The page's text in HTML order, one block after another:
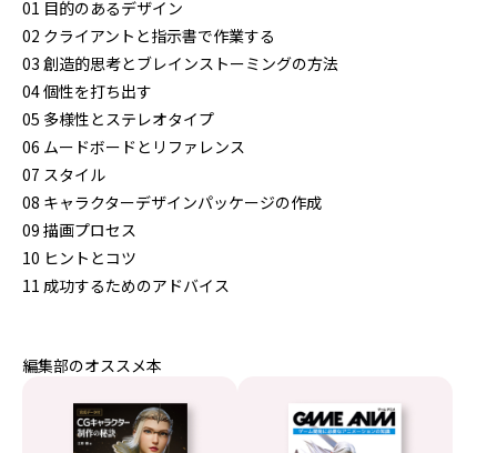
01 目的のあるデザイン
02 クライアントと指示書で作業する
03 創造的思考とブレインストーミングの方法
04 個性を打ち出す
05 多様性とステレオタイプ
06 ムードボードとリファレンス
07 スタイル
08 キャラクターデザインパッケージの作成
09 描画プロセス
10 ヒントとコツ
11 成功するためのアドバイス
編集部のオススメ本